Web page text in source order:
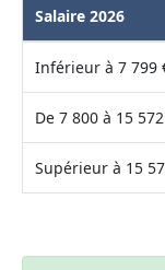
Salaire 2026
Inférieur à 7 799
De 7 800 à 15
Supérieur à 15